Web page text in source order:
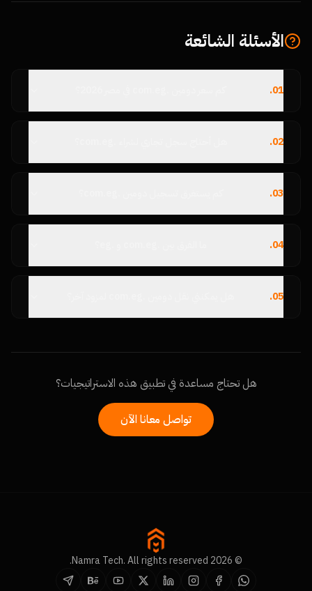
الأسئلة الشائعة
01
.
02
.
03
.
04
.
05
.
هل تحتاج مساعدة في تطبيق هذه الاستراتيجيات؟
تواصل معانا الآن
© 2026 Namra Tech. All rights reserved.